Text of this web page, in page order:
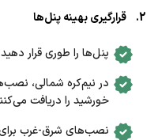
2. قرارگیری بهینه پنل‌ها
پنل‌ها را طوری قرار
در نیم‌کره شمالی،
خورشید را دریافت
نصب‌های شرق-غرب برای